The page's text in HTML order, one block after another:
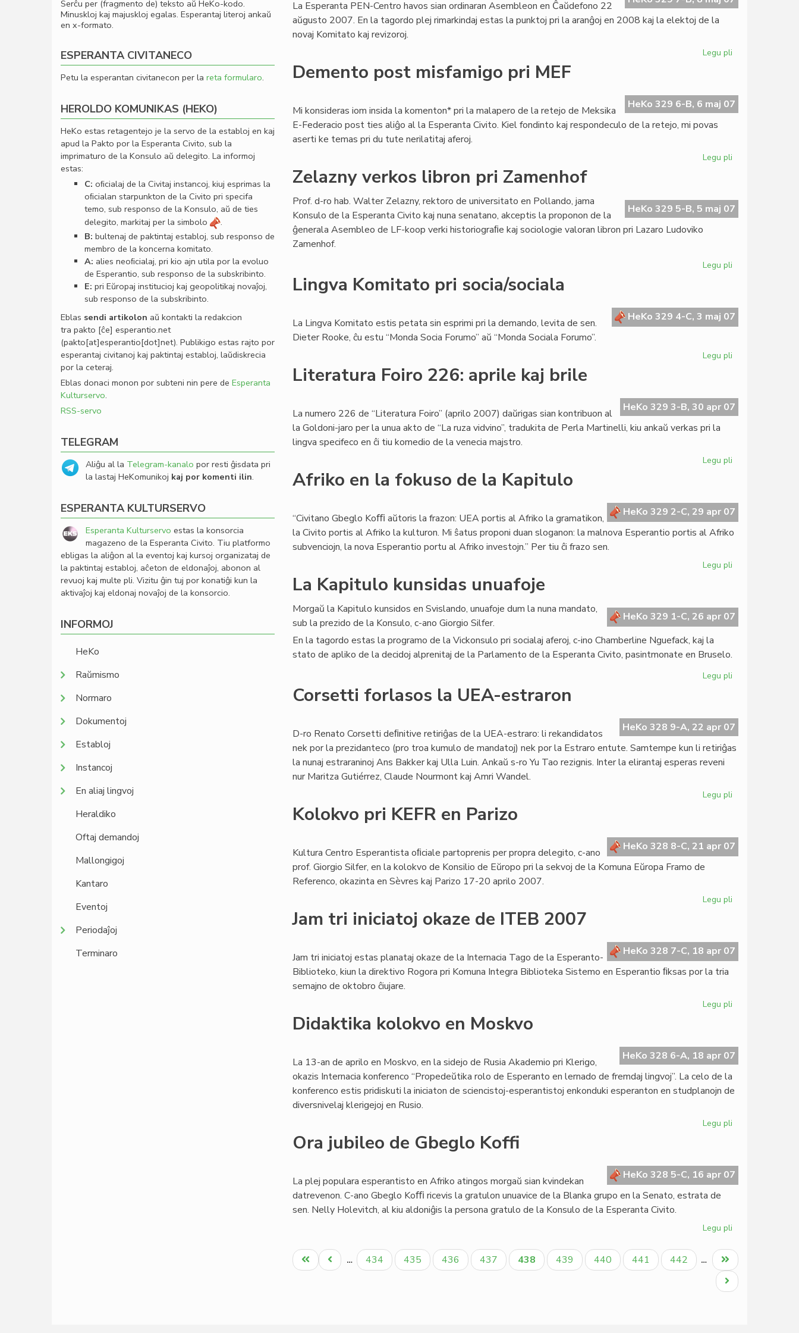
La Esperanta PEN-Centro havos sian ordinaran Asembleon en Ĉaŭdefono 22
aŭgusto 2007. En la tagordo plej rimarkindaj estas la punktoj pri la aranĝoj en 2008 kaj la elektoj de la
novaj Komitato kaj revizoroj.
Legu pli
la
Esperanta
Demento post misfamigo pri MEF
HeKo 329 6-B, 6 maj 07
Mi konsideras iom insida la komenton* pri la malapero de la retejo de Meksika
E-Federacio post ties aliĝo al la Esperanta Civito. Kiel fondinto kaj respondeculo de la retejo, mi povas
aserti ke temas pri du tute nerilatitaj aferoj.
Legu pli
pri
MEF
Zelazny verkos libron pri Zamenhof
HeKo 329 5-B, 5 maj 07
Prof. d-ro hab. Walter Zelazny, rektoro de universitato en Pollando, jama
Konsulo de la Esperanta Civito kaj nuna senatano, akceptis la proponon de la
ĝenerala Asembleo de LF-koop verki historiograﬁe kaj sociologie valoran libron pri Lazaro Ludoviko
Zamenhof.
Legu pli
pri
Zamenhof
Lingva Komitato pri socia/sociala
HeKo 329 4-C, 3 maj 07
La Lingva Komitato estis petata sin esprimi pri la demando, levita de sen.
Dieter Rooke, ĉu estu “Monda Socia Forumo” aŭ “Monda Sociala Forumo”.
Legu pli
socia/sociala
Literatura Foiro 226: aprile kaj brile
HeKo 329 3-B, 30 apr 07
La numero 226 de “Literatura Foiro” (aprilo 2007) daŭrigas sian kontribuon al
la Goldoni-jaro per la unua akto de “La ruza vidvino”, tradukita de Perla Martinelli, kiu ankaŭ verkas pri la
lingva specifeco en ĉi tiu komedio de la venecia majstro.
Legu pli
aprile
kaj
brile
Afriko en la fokuso de la Kapitulo
HeKo 329 2-C, 29 apr 07
“Civitano Gbeglo Koﬃ aŭtoris la frazon: UEA portis al Afriko la gramatikon,
la Civito portis al Afriko la kulturon. Mi ŝatus proponi duan sloganon: la malnova Esperantio portis al Afriko
subvenciojn, la nova Esperantio portu al Afriko investojn.” Per tiu ĉi frazo sen.
Legu pli
fokuso
de
La Kapitulo kunsidas unuafoje
HeKo 329 1-C, 26 apr 07
Morgaŭ la Kapitulo kunsidos en Svislando, unuafoje dum la nuna mandato,
sub la prezido de la Konsulo, c-ano Giorgio Silfer.
En la tagordo estas la programo de la Vickonsulo pri socialaj aferoj, c-ino Chamberline Nguefack, kaj la
stato de apliko de la decidoj alprenitaj de la Parlamento de la Esperanta Civito, pasintmonate en Bruselo.
Legu pli
unuafoje
Corsetti forlasos la UEA-estraron
HeKo 328 9-A, 22 apr 07
D-ro Renato Corsetti deﬁnitive retiriĝas de la UEA-estraro: li rekandidatos
nek por la prezidanteco (pro troa kumulo de mandatoj) nek por la Estraro entute. Samtempe kun li retiriĝas
la nunaj estraraninoj Ans Bakker kaj Ulla Luin. Ankaŭ s-ro Yu Tao rezignis. Inter la elirantaj esperas reveni
nur Maritza Gutiérrez, Claude Nourmont kaj Amri Wandel.
Legu pli
UEA-
estraron
Kolokvo pri KEFR en Parizo
HeKo 328 8-C, 21 apr 07
Kultura Centro Esperantista oﬁciale partoprenis per propra delegito, c-ano
prof. Giorgio Silfer, en la kolokvo de Konsilio de Eŭropo pri la sekvoj de la Komuna Eŭropa Framo de
Referenco, okazinta en Sèvres kaj Parizo 17-20 aprilo 2007.
Legu pli
en
Parizo
Jam tri iniciatoj okaze de ITEB 2007
HeKo 328 7-C, 18 apr 07
Jam tri iniciatoj estas planataj okaze de la Internacia Tago de la Esperanto-
Biblioteko, kiun la direktivo Rogora pri Komuna Integra Biblioteka Sistemo en Esperantio ﬁksas por la tria
semajno de oktobro ĉiujare.
Legu pli
okaze
de
2007
Didaktika kolokvo en Moskvo
HeKo 328 6-A, 18 apr 07
La 13-an de aprilo en Moskvo, en la sidejo de Rusia Akademio pri Klerigo,
okazis Internacia konferenco “Propedeŭtika rolo de Esperanto en lernado de fremdaj lingvoj”. La celo de la
konferenco estis pridiskuti la iniciaton de sciencistoj-esperantistoj enkonduki esperanton en studplanojn de
diversnivelaj klerigejoj en Rusio.
Legu pli
Moskvo
Ora jubileo de Gbeglo Koffi
HeKo 328 5-C, 16 apr 07
La plej populara esperantisto en Afriko atingos morgaŭ sian kvindekan
datrevenon. C-ano Gbeglo Koﬃ ricevis la gratulon unuavice de la Blanka grupo en la Senato, estrata de
sen. Nelly Holevitch, al kiu aldoniĝis la persona gratulo de la Konsulo de la Esperanta Civito.
Legu pli
jubileo
de
Gbeglo
Koffi
Pagination
Unua
paĝo
Antaŭa
paĝo
… Paĝo
434 Paĝo
435 Paĝo
436 Paĝo
437
Aktuala
paĝo
438 Paĝo
439 Paĝo
440 Paĝo
441 Paĝo
442 …
Last
page
Next
page
Serĉu per (fragmento de) teksto aŭ HeKo-kodo.
Minuskloj kaj majuskloj egalas. Esperantaj literoj ankaŭ
en x-formato.
ESPERANTA CIVITANECO
Petu la esperantan civitanecon per la reta formularo.
HEROLDO KOMUNIKAS (HEKO)
HeKo estas retagentejo je la servo de la establoj en kaj
apud la Pakto por la Esperanta Civito, sub la
imprimaturo de la Konsulo aŭ delegito. La informoj
estas:
C: oﬁcialaj de la Civitaj instancoj, kiuj esprimas la
oﬁcialan starpunkton de la Civito pri specifa
temo, sub responso de la Konsulo, aŭ de ties
delegito, markitaj per la simbolo
.
B: bultenaj de paktintaj establoj, sub responso de
membro de la koncerna komitato.
A: alies neoﬁcialaj, pri kio ajn utila por la evoluo
de Esperantio, sub responso de la subskribinto.
E: pri Eŭropaj institucioj kaj geopolitikaj novaĵoj,
sub responso de la subskribinto.
Eblas sendi artikolon aŭ kontakti la redakcion
tra pakto [ĉe] esperantio.net
(pakto[at]esperantio[dot]net). Publikigo estas rajto por
esperantaj civitanoj kaj paktintaj establoj, laŭdiskrecia
por la ceteraj.
Eblas donaci monon por subteni nin pere de Esperanta
Kulturservo.
RSS-servo
TELEGRAM
Aliĝu al la Telegram-kanalo por resti ĝisdata pri
la lastaj HeKomunikoj kaj por komenti ilin.
ESPERANTA KULTURSERVO
Esperanta Kulturservo estas la konsorcia
magazeno de la Esperanta Civito. Tiu platformo
ebligas la aliĝon al la eventoj kaj kursoj organizataj de
la paktintaj establoj, aĉeton de eldonaĵoj, abonon al
revuoj kaj multe pli. Vizitu ĝin tuj por konatiĝi kun la
aktivaĵoj kaj eldonaj novaĵoj de la konsorcio.
INFORMOJ
HeKo
Raŭmismo
Normaro
Dokumentoj
Establoj
Instancoj
En aliaj lingvoj
Heraldiko
Oftaj demandoj
Mallongigoj
Kantaro
Eventoj
Periodaĵoj
Terminaro